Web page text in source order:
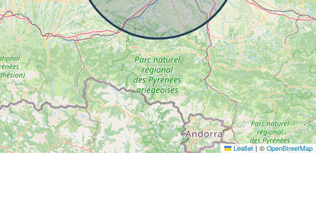
Leaflet |©OpenStreetMap